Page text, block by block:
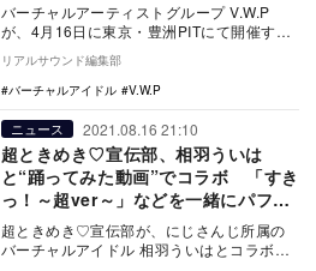
バーチャルアーティストグループ V.W.P
が、4月16日に東京・豊洲PITにて開催する
『魔女集会』トークイベントをライブスト
リー…
リアルサウンド編集部
バーチャルアイドル
V.W.P
ニュース 2021.08.16 21:10
超ときめき♡宣伝部、相羽ういは
と“踊ってみた動画”でコラボ 「すき
っ！～超ver～」などを一緒にパフォ
ーマンス
超ときめき♡宣伝部が、にじさんじ所属の
バーチャルアイドル 相羽ういはとコラボし